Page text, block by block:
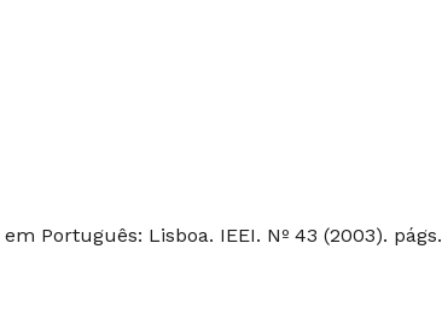
Português: Lisboa. IEEI. Nº 43 (2003). págs.